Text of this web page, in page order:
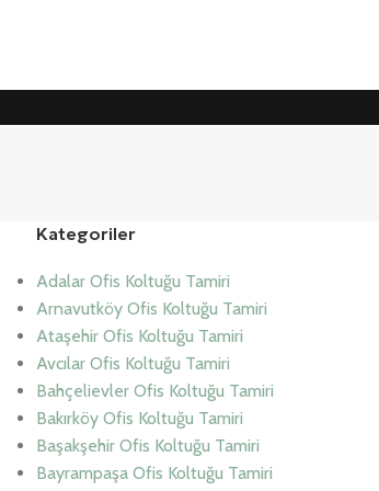
Kategoriler
Adalar Ofis Koltuğu Tamiri
Arnavutköy Ofis Koltuğu Tamiri
Ataşehir Ofis Koltuğu Tamiri
Avcılar Ofis Koltuğu Tamiri
Bahçelievler Ofis Koltuğu Tamiri
Bakırköy Ofis Koltuğu Tamiri
Başakşehir Ofis Koltuğu Tamiri
Bayrampaşa Ofis Koltuğu Tamiri